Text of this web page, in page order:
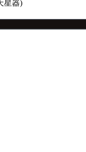
星器)